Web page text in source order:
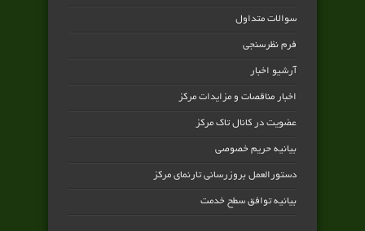
سوالات متداول
فرم نظرسنجی
آرشیو اخبار
اخبار مناقصات و مزایدات مرکز
عضویت در کانال تاک مرکز
بیانیه حریم خصوصی
دستورالعمل بروزرسانی تارنمای مرکز
بیانیه توافق سطح خدمت